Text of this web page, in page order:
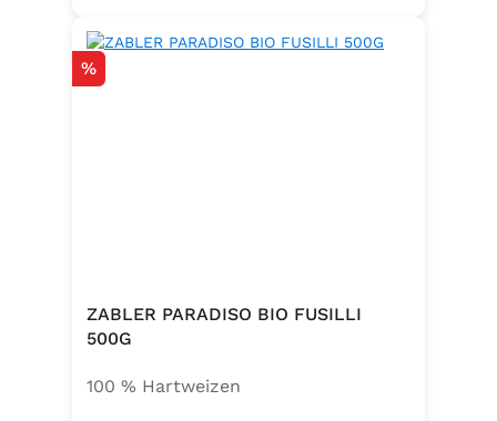
Rabatt
%
ZABLER PARADISO BIO FUSILLI
500G
100 % Hartweizen